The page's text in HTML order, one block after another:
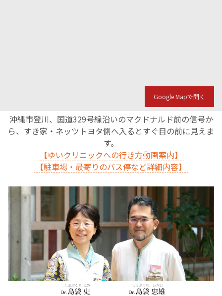
Google Mapで開く
沖縄市登川、国道329号線沿いのマクドナルド前の信号か
ら、すき家・ネッツトヨタ側へ入るとすぐ目の前に見えま
す。
【ゆいクリニックへの行き方動画案内】
【駐車場・最寄りのバス停など詳細内容】